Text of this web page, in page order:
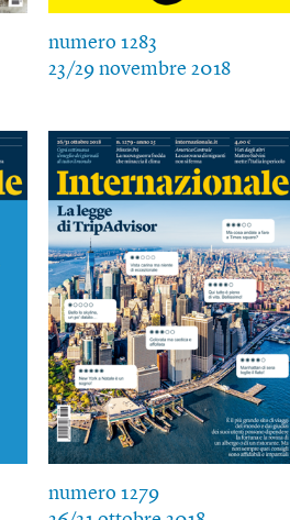
numero 1283
23/29 novembre 2018
numero 1279